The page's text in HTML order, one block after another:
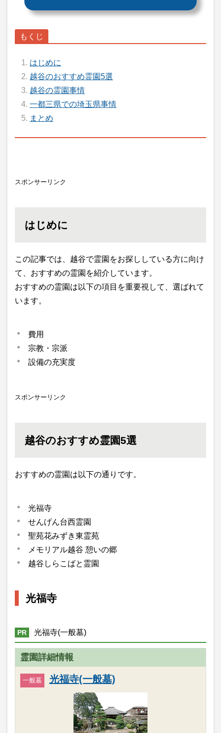
はじめに
越谷のおすすめ霊園5選
越谷の霊園事情
一都三県での埼玉県事情
まとめ
スポンサーリンク
はじめに
この記事では、越谷で霊園をお探ししている方に向け
て、おすすめの霊園を紹介しています。
おすすめの霊園は以下の項目を重要視して、選ばれて
います。
費用
宗教・宗派
設備の充実度
スポンサーリンク
越谷のおすすめ霊園5選
おすすめの霊園は以下の通りです。
光福寺
せんげん台西霊園
聖苑花みずき東霊苑
メモリアル越谷 憩いの郷
越谷しらこばと霊園
光福寺
PR 光福寺(一般墓)
霊園詳細情報
一般墓 光福寺(一般墓)